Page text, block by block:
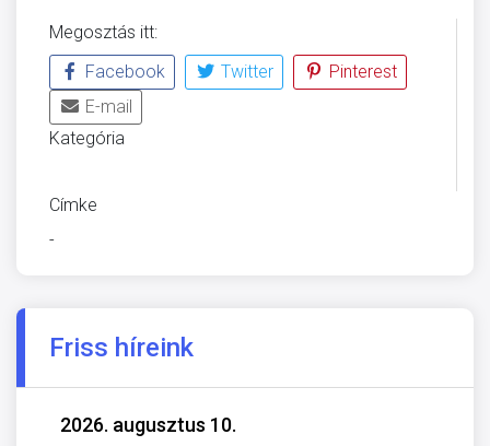
Megosztás itt:
Facebook
Twitter
Pinterest
E-mail
Kategória
Címke
-
Friss híreink
2026. augusztus 10.